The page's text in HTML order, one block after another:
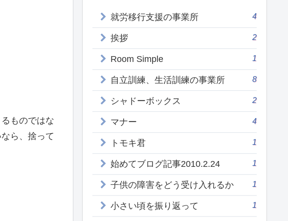
ものではな
ら、捨って
就労移行支援の事業所 4
挨拶 2
Room Simple 1
自立訓練、生活訓練の事業所 8
シャドーボックス 2
マナー 4
トモキ君 1
始めてブログ記事2010.2.24 1
子供の障害をどう受け入れるか 1
小さい頃を振り返って 1